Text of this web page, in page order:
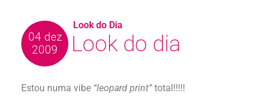
04 dez
2009
Look do dia
Estou numa vibe “leopard print” total!!!!!
Look do Dia